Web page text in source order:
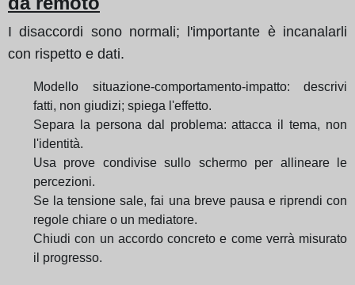
I disaccordi sono normali; l'importante è incanalarli
con rispetto e dati.
Modello situazione-comportamento-impatto: descrivi
fatti, non giudizi; spiega l'effetto.
Separa la persona dal problema: attacca il tema, non
l'identità.
Usa prove condivise sullo schermo per allineare le
percezioni.
Se la tensione sale, fai una breve pausa e riprendi con
regole chiare o un mediatore.
Chiudi con un accordo concreto e come verrà misurato
il progresso.